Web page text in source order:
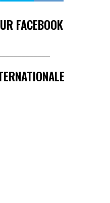
FACEBOOK